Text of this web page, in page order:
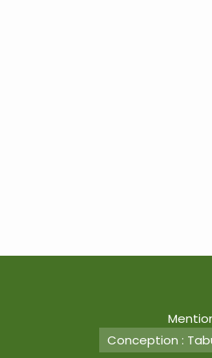
Conception :